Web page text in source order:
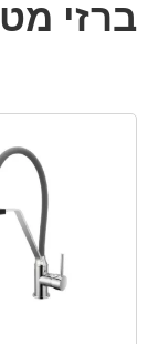
ברזי